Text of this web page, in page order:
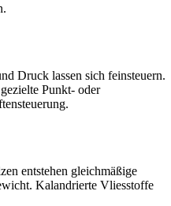
Druck lassen sich feinsteuern.
Punkt- oder
entstehen gleichmäßige
Kalandrierte Vliesstoffe